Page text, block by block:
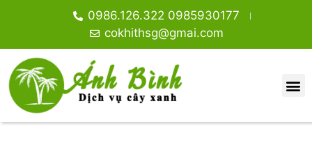
0986.126.322 0985930177
cokhithsg@gmai.com